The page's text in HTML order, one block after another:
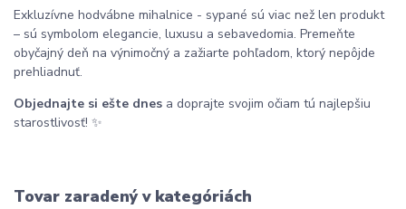
Exkluzívne hodvábne mihalnice - sypané sú viac než len produkt
– sú symbolom elegancie, luxusu a sebavedomia. Premeňte
obyčajný deň na výnimočný a zažiarte pohľadom, ktorý nepôjde
prehliadnuť.
Objednajte si ešte dnes a doprajte svojim očiam tú najlepšiu
starostlivosť! ✨
Tovar zaradený v kategóriách